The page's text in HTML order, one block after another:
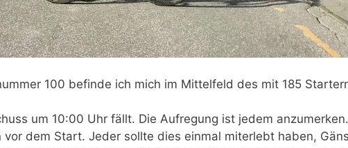
100 befinde ich mich im Mittelfeld des mit 185
um 10:00 Uhr fällt. Die Aufregung ist jedem
dem Start. Jeder sollte dies einmal miterlebt haben,